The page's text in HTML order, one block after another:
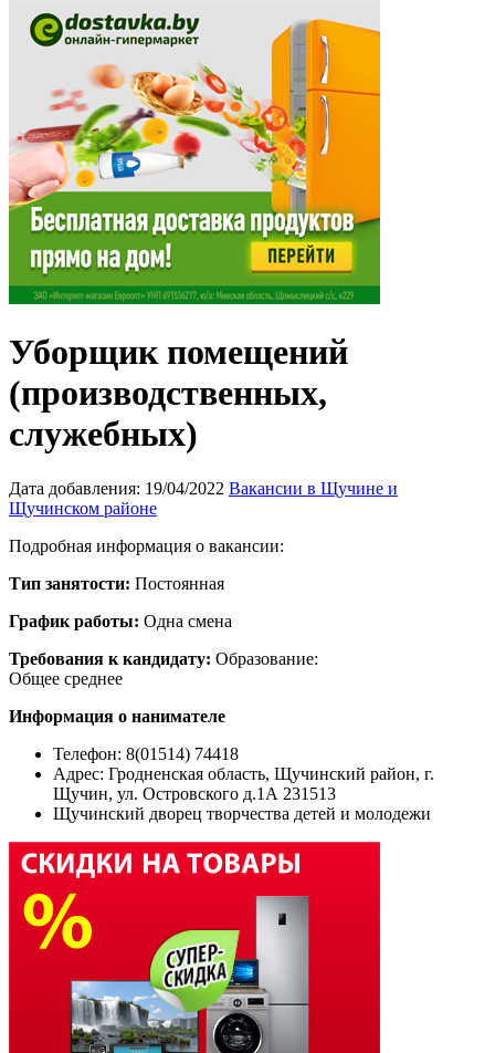
Уборщик помещений
(производственных,
служебных)
Дата добавления: 19/04/2022 Вакансии в Щучине и
Щучинском районе
Подробная информация о вакансии:
Тип занятости: Постоянная
График работы: Одна смена
Требования к кандидату: Образование:
Общее среднее
Информация о нанимателе
Телефон: 8(01514) 74418
Адрес: Гродненская область, Щучинский район, г.
Щучин, ул. Островского д.1А 231513
Щучинский дворец творчества детей и молодежи